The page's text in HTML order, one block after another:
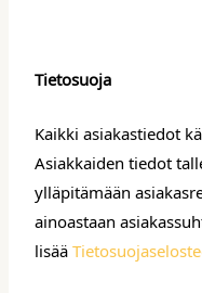
Tietosuoja
Kaikki asiakastiedot
Asiakkaiden tiedot
ylläpitämään
ainoastaan
lisää